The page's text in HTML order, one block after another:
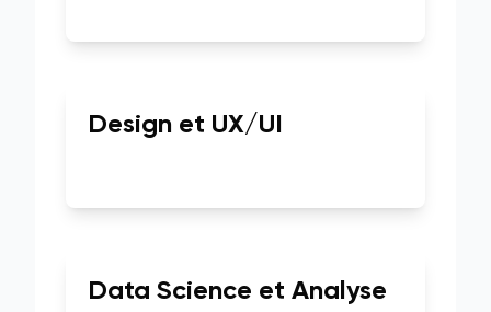
Design et UX/UI
Data Science et Analyse